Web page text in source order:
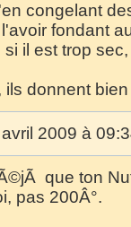
congelant
fondant
si il est trop
ils donnent
2009 à
que ton
pas 200Â°.